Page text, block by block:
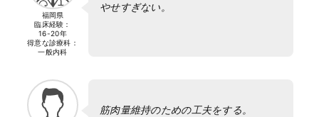
福岡県
臨床経験：
16-20年
得意な診療科：
一般内科
やせすぎない。
筋肉量維持のための工夫をする。